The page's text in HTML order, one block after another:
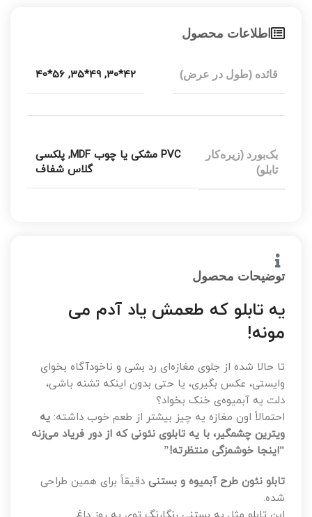
اطلاعات محصول
قائده (طول در عرض) 42*30
,
49*35
,
56*40
بک‌بورد (زیره‌کار
تابلو)
PVC مشکی یا چوب MDF , پلکسی
گلاس شفاف
توضیحات محصول
یه تابلو که طعمش یاد آدم می
مونه!
تا حالا شده از جلوی مغازه‌ای رد بشی و ناخودآگاه بخوای
وایستی، عکس بگیری، یا حتی بدون اینکه تشنه باشی،
دلت یه آبمیوه‌ی خنک بخواد؟
احتمالاً اون مغازه یه چیز بیشتر از طعم خوب داشته: یه
ویترین چشمگیر، با یه تابلوی نئونی که از دور فریاد می‌زنه
“اینجا خوشمزگی منتظرته!”
تابلو نئون طرح آبمیوه و بستنی دقیقاً برای همین طراحی
شده.